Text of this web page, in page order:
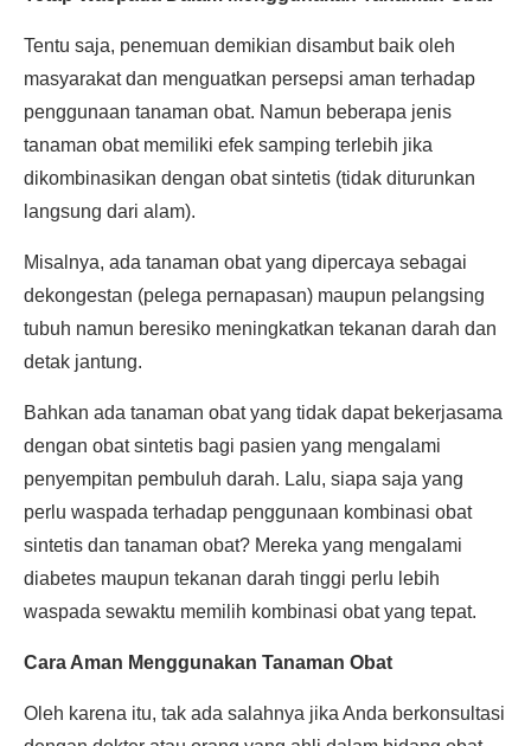
Tentu saja, penemuan demikian disambut baik oleh
masyarakat dan menguatkan persepsi aman terhadap
penggunaan tanaman obat. Namun beberapa jenis
tanaman obat memiliki efek samping terlebih jika
dikombinasikan dengan obat sintetis (tidak diturunkan
langsung dari alam).
Misalnya, ada tanaman obat yang dipercaya sebagai
dekongestan (pelega pernapasan) maupun pelangsing
tubuh namun beresiko meningkatkan tekanan darah dan
detak jantung.
Bahkan ada tanaman obat yang tidak dapat bekerjasama
dengan obat sintetis bagi pasien yang mengalami
penyempitan pembuluh darah. Lalu, siapa saja yang
perlu waspada terhadap penggunaan kombinasi obat
sintetis dan tanaman obat? Mereka yang mengalami
diabetes maupun tekanan darah tinggi perlu lebih
waspada sewaktu memilih kombinasi obat yang tepat.
Cara Aman Menggunakan Tanaman Obat
Oleh karena itu, tak ada salahnya jika Anda berkonsultasi